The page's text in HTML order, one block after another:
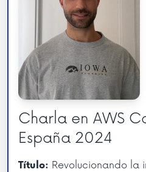
Charla en AWS
España 2024
Título: Revolucionando la